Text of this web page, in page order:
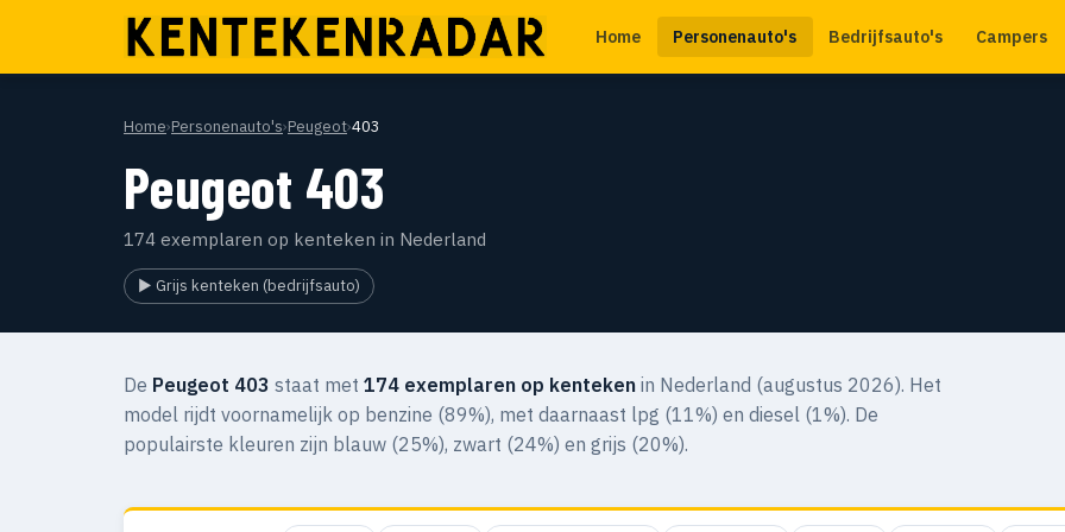
Home Personenauto's Bedrijfsauto's Campers
Home›Personenauto's›Peugeot›403
Peugeot 403
174 exemplaren op kenteken in Nederland
▶ Grijs kenteken (bedrijfsauto)
De Peugeot 403 staat met 174 exemplaren op kenteken in Nederland (augustus 2026). Het
model rijdt voornamelijk op benzine (89%), met daarnaast lpg (11%) en diesel (1%). De
populairste kleuren zijn blauw (25%), zwart (24%) en grijs (20%).